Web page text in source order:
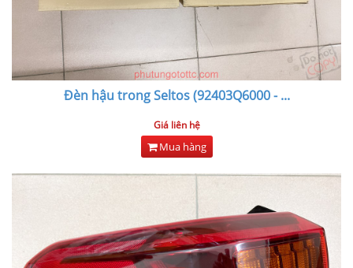
Đèn hậu trong Seltos (92403Q6000 -...
Giá liên hệ
Mua hàng